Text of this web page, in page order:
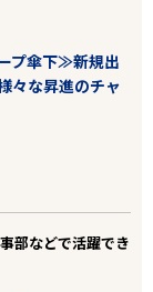
プ傘下≫新規出
々な昇進のチャ
部などで活躍でき